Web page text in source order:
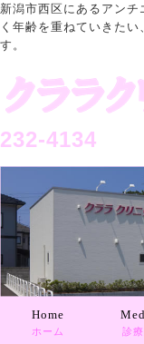
新潟市西区にあるアン
く年齢を重ねていきた
す。
232-4134
Home
ホーム 診